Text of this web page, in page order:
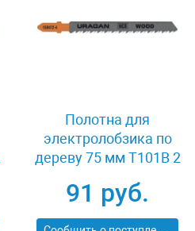
Полотна для
электролобзика по
дереву 75 мм T101B 2
2.5_z02
91 руб.